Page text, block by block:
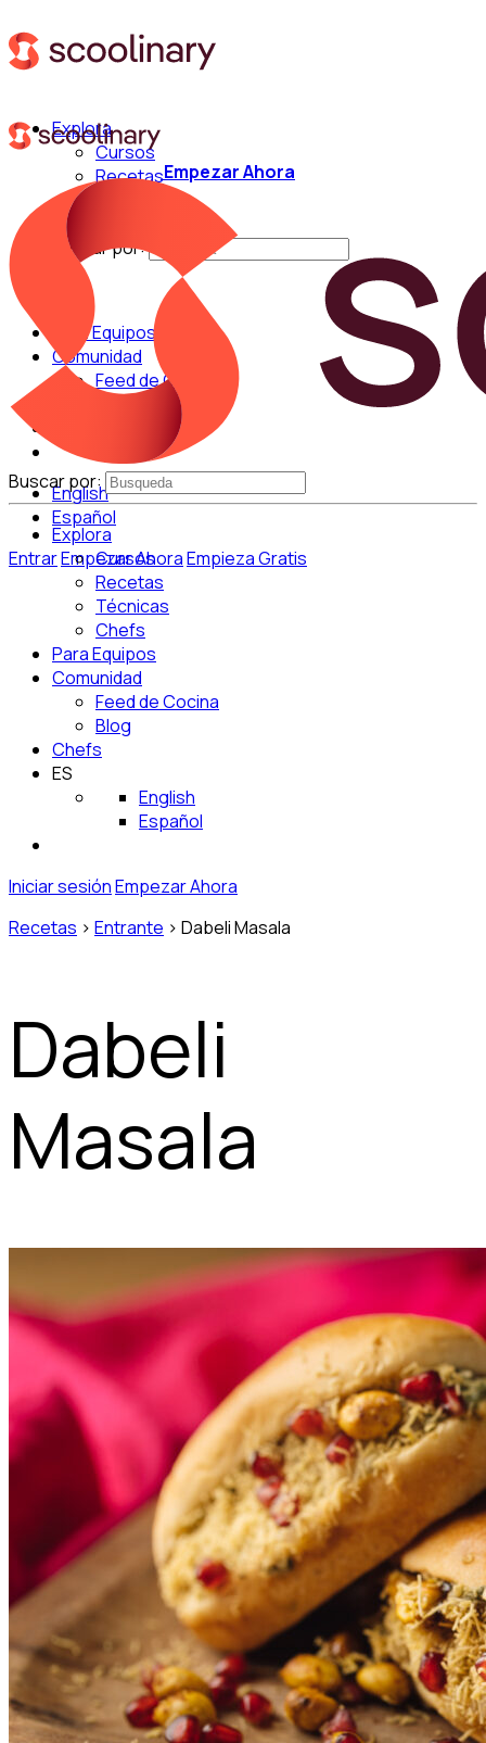
Explora
Cursos
Recetas
Buscar por:
Para Equipos
Comunidad
Feed de Cocina
English
Español
EntrarEmpezar AhoraEmpieza Gratis
Empezar Ahora
Buscar por:
Explora
Cursos
Recetas
Técnicas
Chefs
Para Equipos
Comunidad
Feed de Cocina
Blog
Chefs
ES
English
Español
Iniciar sesiónEmpezar Ahora
Recetas > Entrante > Dabeli Masala
Dabeli
Masala